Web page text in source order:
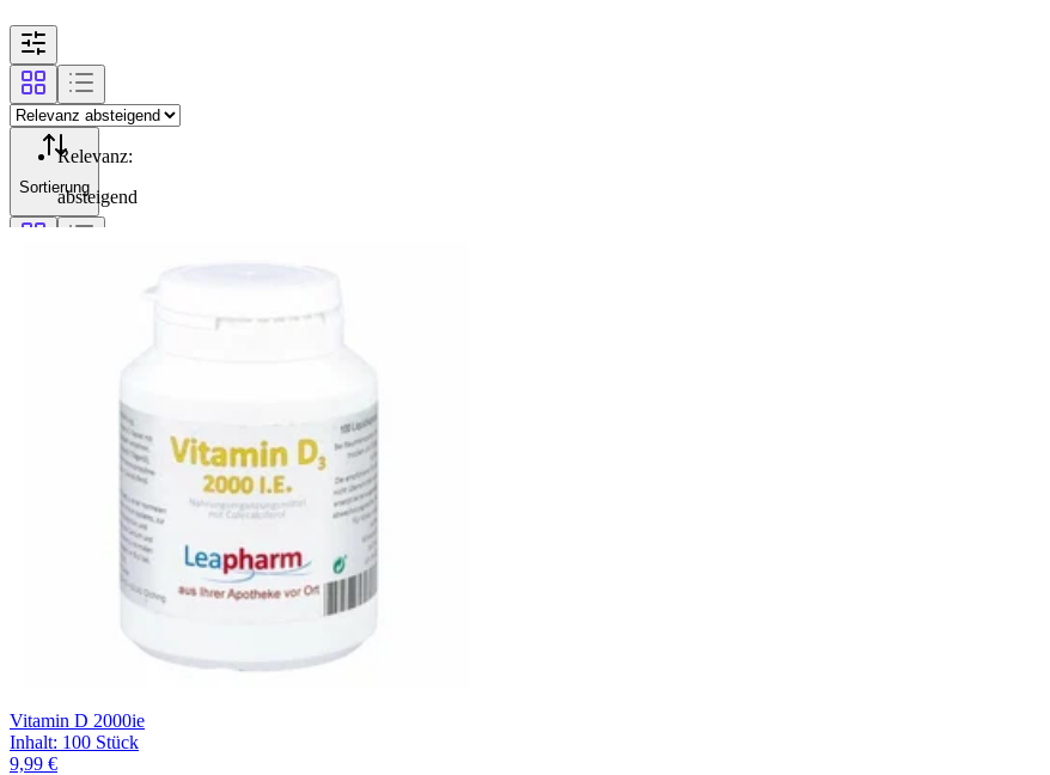
Sortierung
Relevanz:
absteigend
Vitamin D 2000ie
Inhalt: 100 Stück
9,99 €